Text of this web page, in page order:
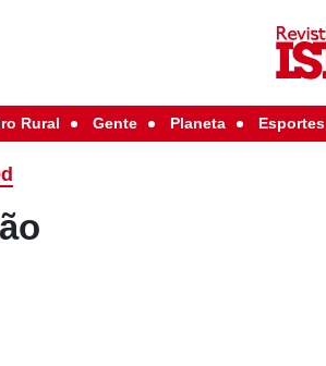
Rural Gente Planeta Esportes